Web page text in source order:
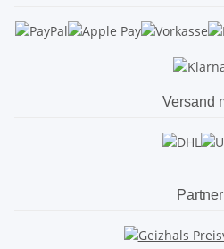
Versand
Partner